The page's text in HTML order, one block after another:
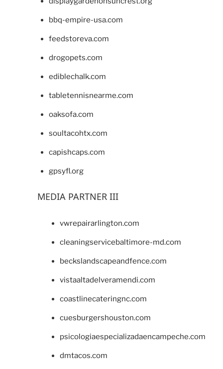
bbq-empire-usa.com
feedstoreva.com
drogopets.com
ediblechalk.com
tabletennisnearme.com
oaksofa.com
soultacohtx.com
capishcaps.com
gpsyfl.org
MEDIA PARTNER III
vwrepairarlington.com
cleaningservicebaltimore-md.com
beckslandscapeandfence.com
vistaaltadelveramendi.com
coastlinecateringnc.com
cuesburgershouston.com
psicologiaespecializadaencampeche.com
dmtacos.com